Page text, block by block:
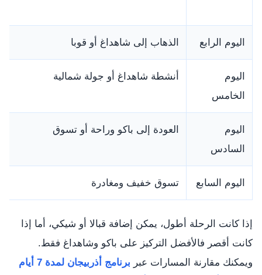
اليوم الرابع الذهاب إلى شاهداغ أو قوبا
اليوم
الخامس
أنشطة شاهداغ أو جولة شمالية
اليوم
السادس
العودة إلى باكو وراحة أو تسوق
اليوم السابع تسوق خفيف ومغادرة
إذا كانت الرحلة أطول، يمكن إضافة قبالا أو شيكي، أما إذا
كانت أقصر فالأفضل التركيز على باكو وشاهداغ فقط.
ويمكنك مقارنة المسارات عبر برنامج أذربيجان لمدة 7 أيام